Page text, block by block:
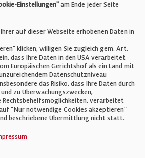
GmbH
Einstellungen" am Ende jeder Seite
auf dieser Webseite erhobenen Daten in
klicken, willigen Sie zugleich gem. Art.
ein, dass Ihre Daten in den USA verarbeitet
Europäischen Gerichtshof als ein Land mit
Datenschutzniveau
das Risiko, dass Ihre Daten durch
zu Überwachungszwecken,
Rechtsbehelfsmöglichkeiten, verarbeitet
"Nur notwendige Cookies akzeptieren"
beschriebene Übermittlung nicht statt.